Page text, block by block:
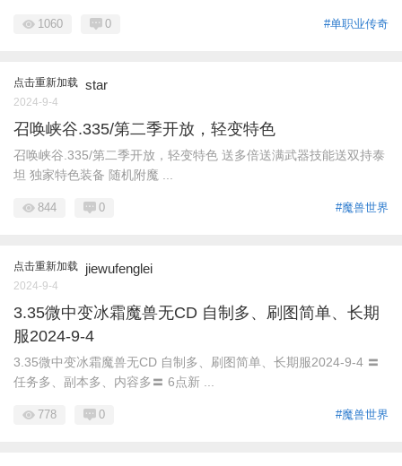
#单职业传奇
1060 0
点击重新加载 star
2024-9-4
召唤峡谷.335/第二季开放，轻变特色
召唤峡谷.335/第二季开放，轻变特色 送多倍送满武器技能送双持泰
坦 独家特色装备 随机附魔 ...
#魔兽世界
844 0
点击重新加载 jiewufenglei
2024-9-4
3.35微中变冰霜魔兽无CD 自制多、刷图简单、长期
服2024-9-4
3.35微中变冰霜魔兽无CD 自制多、刷图简单、长期服2024-9-4 〓
任务多、副本多、内容多〓 6点新 ...
#魔兽世界
778 0